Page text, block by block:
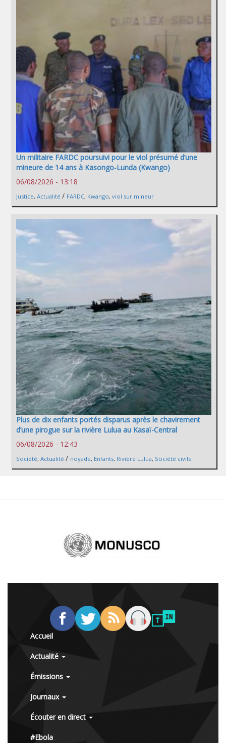
Un militaire FARDC poursuivi pour le viol présumé d’une
mineure de 14 ans à Kasongo-Lunda (Kwango)
06/08/2026 - 13:18
Justice, Actualité / FARDC, Kwango, viol sur mineur
Plus de dix enfants portés disparus après le chavirement
d’une pirogue sur la rivière Lulua au Kasaï-Central
06/08/2026 - 12:43
Société, Actualité / noyade, Enfants, Rivière Lulua, Société civile
Accueil
Actualité
Émissions
Journaux
Écouter en direct
#Ebola